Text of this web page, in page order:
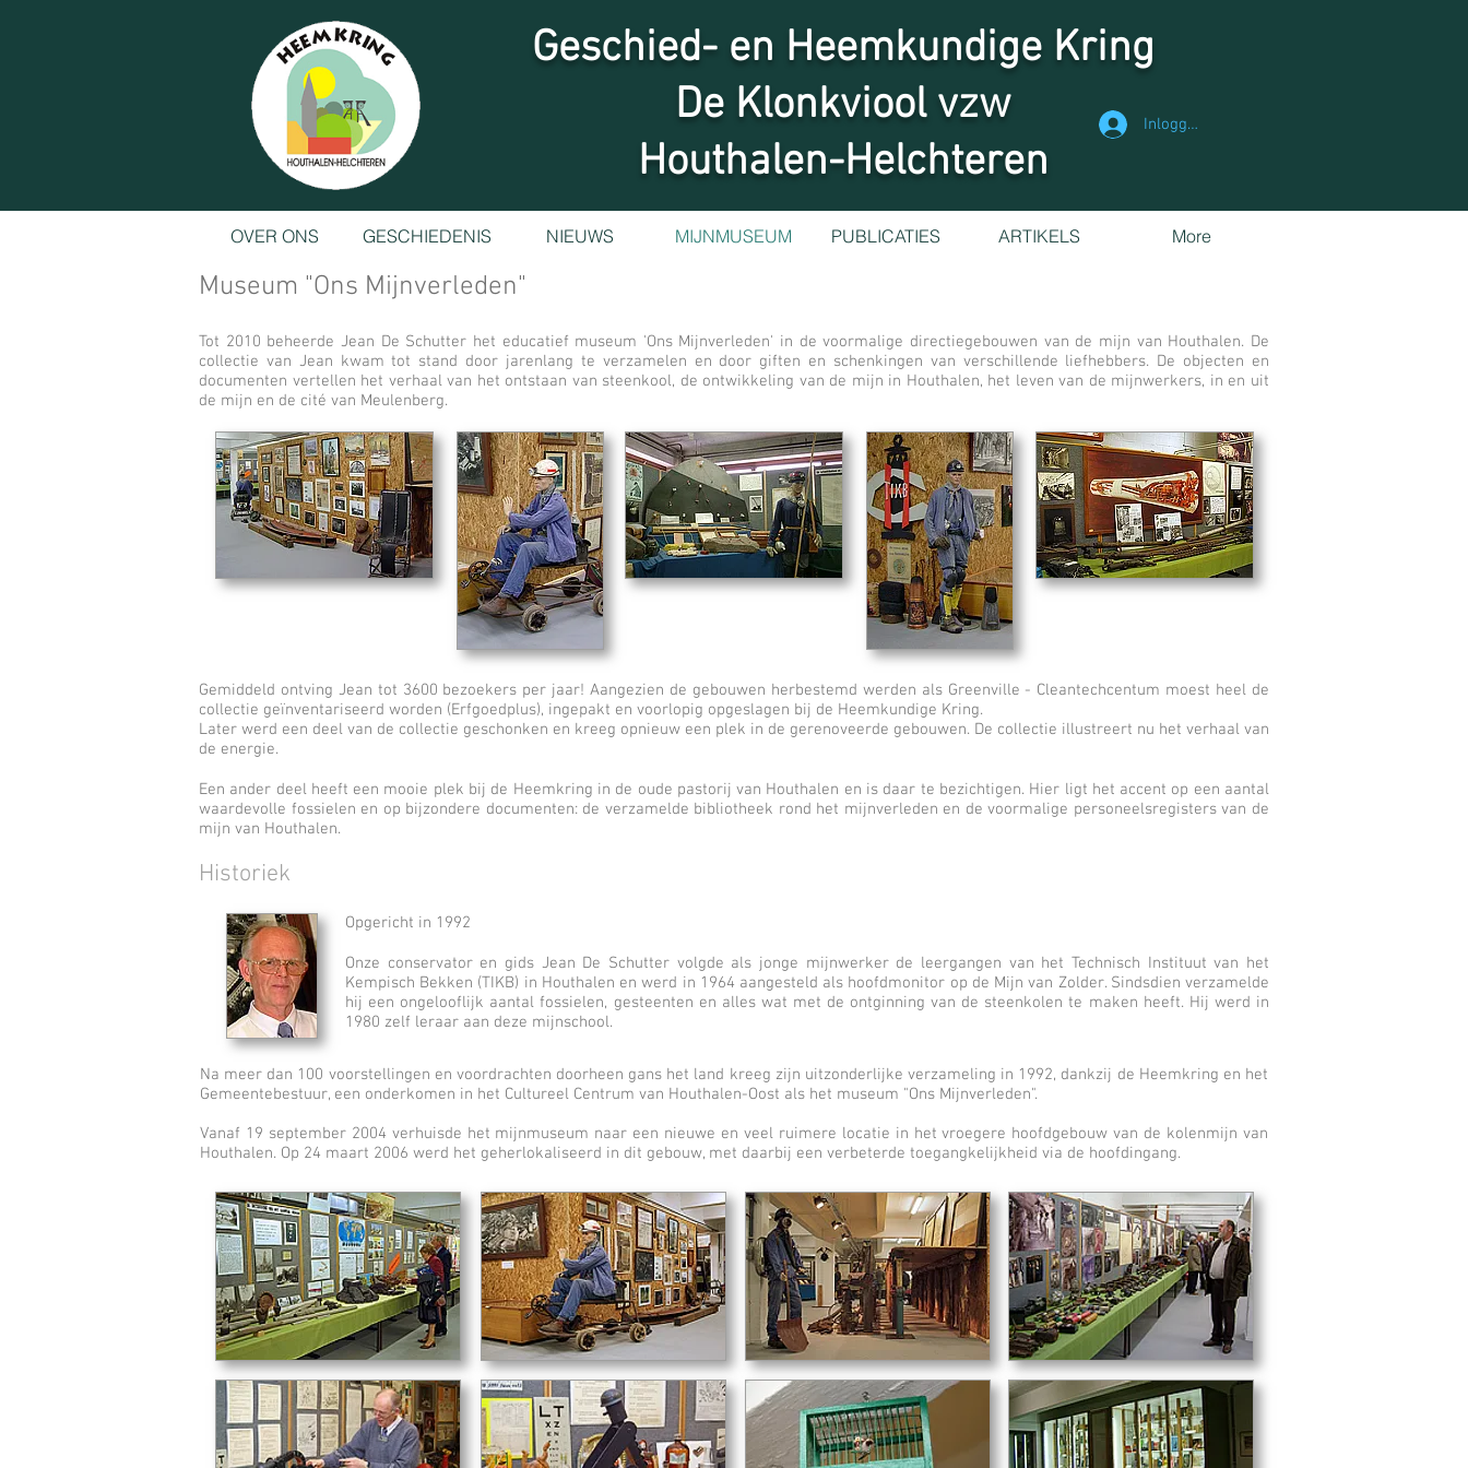
Geschied- en Heemkundige Kring
De Klonkviool vzw
Houthalen-Helchteren
Inloggen
OVER ONS GESCHIEDENIS NIEUWS MIJNMUSEUM PUBLICATIES ARTIKELS More
Museum "Ons Mijnverleden"
Tot 2010 beheerde Jean De Schutter het educatief museum 'Ons Mijnverleden' in de voormalige directiegebouwen van de mijn van Houthalen. De
collectie van Jean kwam tot stand door jarenlang te verzamelen en door giften en schenkingen van verschillende liefhebbers. De objecten en
documenten vertellen het verhaal van het ontstaan van steenkool, de ontwikkeling van de mijn in Houthalen, het leven van de mijnwerkers, in en uit
de mijn en de cité van Meulenberg.
Gemiddeld ontving Jean tot 3600 bezoekers per jaar! Aangezien de gebouwen herbestemd werden als Greenville - Cleantechcentum moest heel de
collectie geïnventariseerd worden (Erfgoedplus), ingepakt en voorlopig opgeslagen bij de Heemkundige Kring.
Later werd een deel van de collectie geschonken en kreeg opnieuw een plek in de gerenoveerde gebouwen. De collectie illustreert nu het verhaal van
de energie.
Een ander deel heeft een mooie plek bij de Heemkring in de oude pastorij van Houthalen en is daar te bezichtigen. Hier ligt het accent op een aantal
waardevolle fossielen en op bijzondere documenten: de verzamelde bibliotheek rond het mijnverleden en de voormalige personeelsregisters van de
mijn van Houthalen.
Historiek
Opgericht in 1992
Onze conservator en gids Jean De Schutter volgde als jonge mijnwerker de leergangen van het Technisch Instituut van het
Kempisch Bekken (TIKB) in Houthalen en werd in 1964 aangesteld als hoofdmonitor op de Mijn van Zolder. Sindsdien verzamelde
hij een ongelooflijk aantal fossielen, gesteenten en alles wat met de ontginning van de steenkolen te maken heeft. Hij werd in
1980 zelf leraar aan deze mijnschool.
Na meer dan 100 voorstellingen en voordrachten doorheen gans het land kreeg zijn uitzonderlijke verzameling in 1992, dankzij de Heemkring en het
Gemeentebestuur, een onderkomen in het Cultureel Centrum van Houthalen-Oost als het museum "Ons Mijnverleden".
Vanaf 19 september 2004 verhuisde het mijnmuseum naar een nieuwe en veel ruimere locatie in het vroegere hoofdgebouw van de kolenmijn van
Houthalen. Op 24 maart 2006 werd het geherlokaliseerd in dit gebouw, met daarbij een verbeterde toegangkelijkheid via de hoofdingang.